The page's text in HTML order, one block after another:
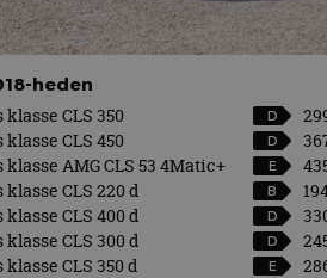
heden
klasse CLS 350 D
klasse CLS 450
D
klasse AMG CLS 53 4Matic+
E
klasse CLS 220 d
B
klasse CLS 400 d
D
klasse CLS 300 d
D
klasse CLS 350 d
E